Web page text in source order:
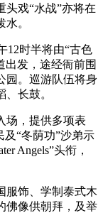
头戏“水战”亦将在
。
时半将由“古色
出发，途经衙前围
园。巡游队伍将身
长鼓。
，提供多项表
“冬荫功”沙弟示
Angels”头衔，
饰、学制泰式木
佛像供朝拜，及举